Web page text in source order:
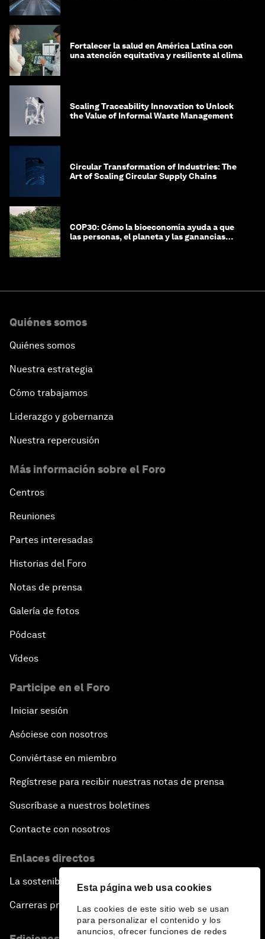
Esta página web usa cookies
Las cookies de este sitio web se usan
para personalizar el contenido y los
anuncios, ofrecer funciones de redes
Fortalecer la salud en América Latina con
una atención equitativa y resiliente al clima
Scaling Traceability Innovation to Unlock
the Value of Informal Waste Management
Circular Transformation of Industries: The
Art of Scaling Circular Supply Chains
COP30: Cómo la bioeconomía ayuda a que
las personas, el planeta y las ganancias
Quiénes somos
Quiénes somos
Nuestra estrategia
Cómo trabajamos
Liderazgo y gobernanza
Nuestra repercusión
Más información sobre el Foro
Centros
Reuniones
Partes interesadas
Historias del Foro
Notas de prensa
Galería de fotos
Pódcast
Vídeos
Participe en el Foro
Iniciar sesión
Asóciese con nosotros
Conviértase en miembro
Regístrese para recibir nuestras notas de prensa
Suscríbase a nuestros boletines
Contacte con nosotros
Enlaces directos
La sostenibilidad en el Foro
Carreras profesionales